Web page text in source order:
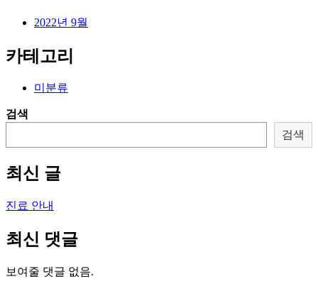
2022년 9월
카테고리
미분류
검색
검색
최신 글
진료 안내
최신 댓글
보여줄 댓글 없음.